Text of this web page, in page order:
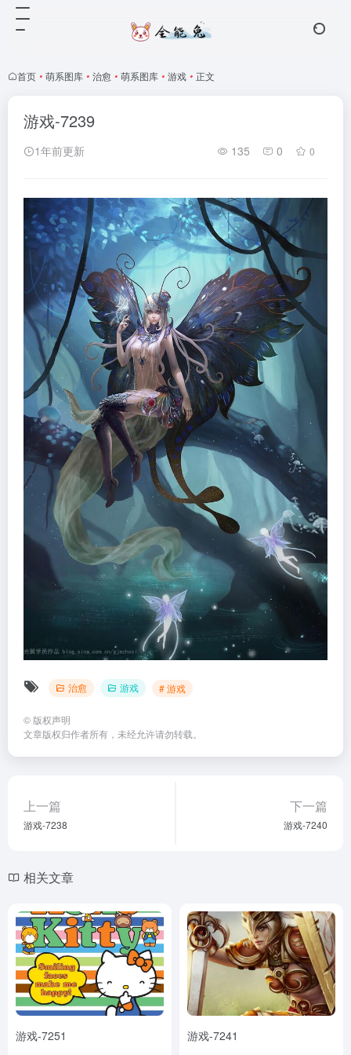
首页 • 萌系图库 • 治愈 • 萌系图库 • 游戏 • 正文
游戏-7239
1年前更新 135 0 0
治愈 游戏 # 游戏
© 版权声明
文章版权归作者所有，未经允许请勿转载。
上一篇
游戏-7238
下一篇
游戏-7240
相关文章
游戏-7251 游戏-7241